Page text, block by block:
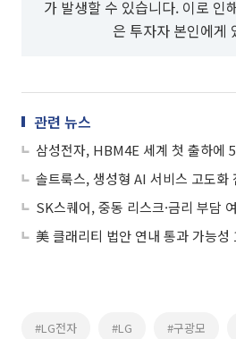
가 발생할 수 있습니다. 이로 인
은 투자자 본인에게
관련 뉴스
삼성전자, HBM4E 세계 첫 출하에
SK스퀘어, 중동 리스크·금리 부담
#LG전자 #LG #구광모